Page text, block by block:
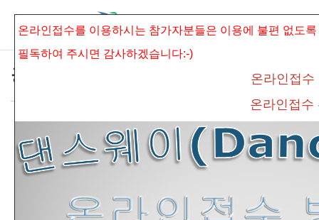
공지사항
*제2회 안성 보훈전국무용경연대회 공지사
항 안내 및 대기시간 안내*
admin 조회 수388 추천 수 0 댓글0
온라인접수를 이용하시는 참가자분들은 이용에 불편 없도록
필독하여 주시면 감사하겠습니다:-)
온라인접수
온라인접
Sketchbook5, 스케치북5
Sketchbook5, 스케치북5